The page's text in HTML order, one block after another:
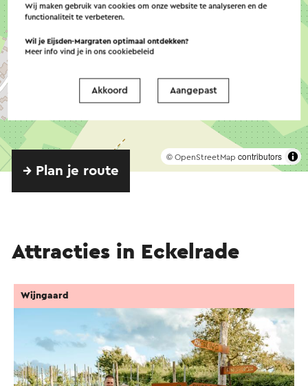
© OpenStreetMap contributors
→ Plan je route
Attracties in Eckelrade
Wijngaard
Wij maken gebruik van cookies om onze website te analyseren en de
functionaliteit te verbeteren.
Wil je Eijsden-Margraten optimaal ontdekken?
Meer info vind je in onscookiebeleid
Akkoord Aangepast